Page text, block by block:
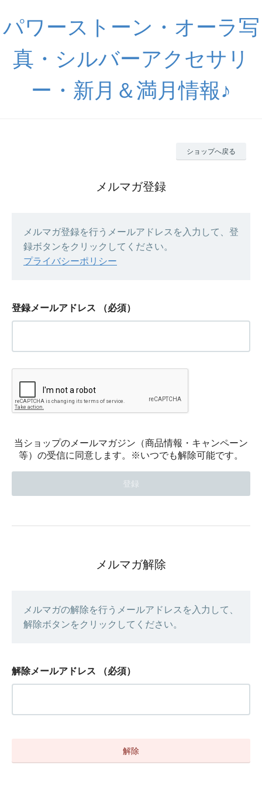
パワーストーン・オーラ写
真・シルバーアクセサリ
ー・新月＆満月情報♪
ショップへ戻る
メルマガ登録
メルマガ登録を行うメールアドレスを入力して、登
録ボタンをクリックしてください。
プライバシーポリシー
登録メールアドレス （必須）
当ショップのメールマガジン（商品情報・キャンペーン
等）の受信に同意します。※いつでも解除可能です。
メルマガ解除
メルマガの解除を行うメールアドレスを入力して、
解除ボタンをクリックしてください。
解除メールアドレス （必須）